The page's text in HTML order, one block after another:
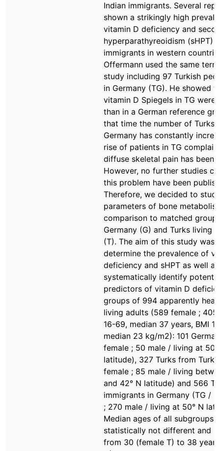
Indian immigrants. Several
shown a strikingly high
vitamin D deficiency and
hyperparathyreoidism (sHPT)
immigrants in western
Offermann used the same
study including 97 Turkish
in Germany (TG). He showed
vitamin D Spiegels in TG were
than in a German reference
that time the number of Turks
Germany has constantly
rise of patients in TG
diffuse skeletal pain has been
However, no further studies
this problem have been
Therefore, we decided to
parameters of bone
comparison to matched
Germany (G) and Turks living
(T). The aim of this study was
determine the prevalence of
deficiency and sHPT as well
systematically identify
predictors of vitamin D
groups of 994 apparently
living adults (589 female ; 405
16-69, median 37 years, BMI
median 23 kg/m2): 101
female ; 50 male / living at
latitude), 327 Turks from
female ; 85 male / living
and 42° N latitude) and 566
immigrants in Germany (TG /
; 270 male / living at 50° N
Median ages of all subgroups
statistically not different and
from 30 (female T) to 38